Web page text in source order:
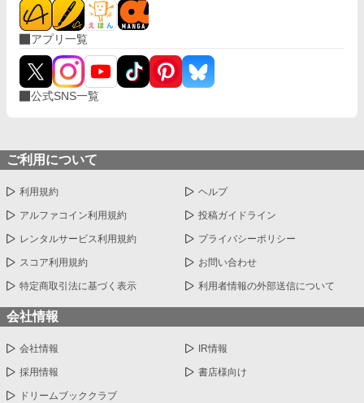
アプリ一覧
公式SNS一覧
ご利用について
利用規約 ヘルプ
アルファコイン利用規約 投稿ガイドライン
レンタルサービス利用規約 プライバシーポリシー
スコア利用規約 お問い合わせ
特定商取引法に基づく表示 利用者情報の外部送信について
会社情報
会社情報 IR情報
採用情報 書店様向け
ドリームブッククラブ